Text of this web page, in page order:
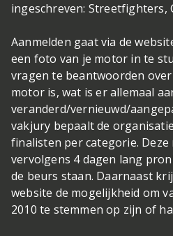
ingeschreven: Streetfighters,
Aanmelden gaat via de
een foto van je motor in te
vragen te beantwoorden
motor is, wat is er allemaal
veranderd/vernieuwd/
vakjury bepaalt de
finalisten per categorie.
vervolgens 4 dagen lang
de beurs staan. Daarnaast
website de mogelijkheid om
2010 te stemmen op zijn of